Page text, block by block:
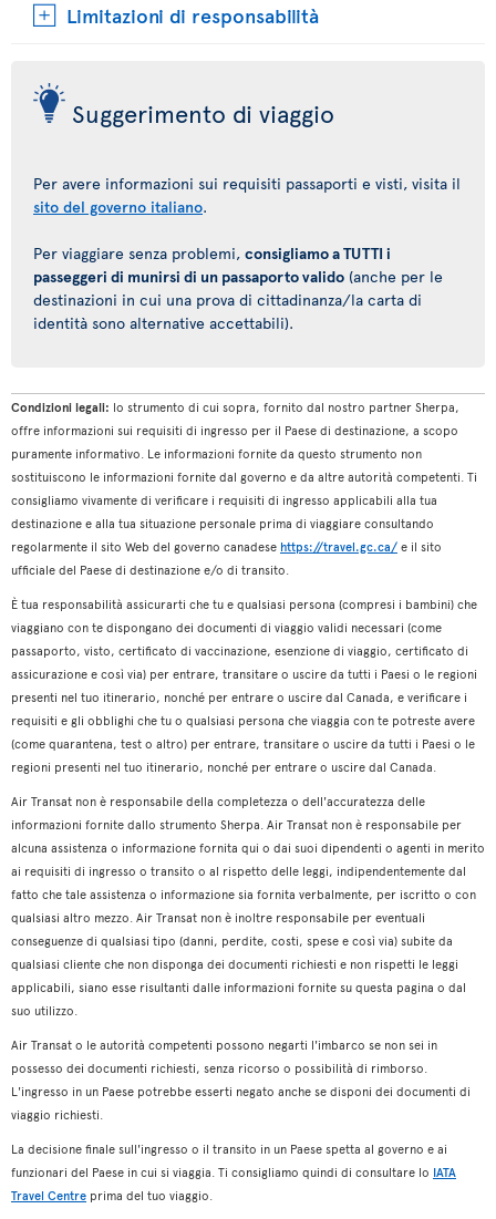
Limitazioni di responsabilità
Suggerimento di viaggio
Per avere informazioni sui requisiti passaporti e visti, visita il
sito del governo italiano.
Per viaggiare senza problemi, consigliamo a TUTTI i
passeggeri di munirsi di un passaporto valido (anche per le
destinazioni in cui una prova di cittadinanza/la carta di
identità sono alternative accettabili).
Condizioni legali: lo strumento di cui sopra, fornito dal nostro partner Sherpa,
offre informazioni sui requisiti di ingresso per il Paese di destinazione, a scopo
puramente informativo. Le informazioni fornite da questo strumento non
sostituiscono le informazioni fornite dal governo e da altre autorità competenti. Ti
consigliamo vivamente di verificare i requisiti di ingresso applicabili alla tua
destinazione e alla tua situazione personale prima di viaggiare consultando
regolarmente il sito Web del governo canadese https://travel.gc.ca/ e il sito
ufficiale del Paese di destinazione e/o di transito.
È tua responsabilità assicurarti che tu e qualsiasi persona (compresi i bambini) che
viaggiano con te dispongano dei documenti di viaggio validi necessari (come
passaporto, visto, certificato di vaccinazione, esenzione di viaggio, certificato di
assicurazione e così via) per entrare, transitare o uscire da tutti i Paesi o le regioni
presenti nel tuo itinerario, nonché per entrare o uscire dal Canada, e verificare i
requisiti e gli obblighi che tu o qualsiasi persona che viaggia con te potreste avere
(come quarantena, test o altro) per entrare, transitare o uscire da tutti i Paesi o le
regioni presenti nel tuo itinerario, nonché per entrare o uscire dal Canada.
Air Transat non è responsabile della completezza o dell'accuratezza delle
informazioni fornite dallo strumento Sherpa. Air Transat non è responsabile per
alcuna assistenza o informazione fornita qui o dai suoi dipendenti o agenti in merito
ai requisiti di ingresso o transito o al rispetto delle leggi, indipendentemente dal
fatto che tale assistenza o informazione sia fornita verbalmente, per iscritto o con
qualsiasi altro mezzo. Air Transat non è inoltre responsabile per eventuali
conseguenze di qualsiasi tipo (danni, perdite, costi, spese e così via) subite da
qualsiasi cliente che non disponga dei documenti richiesti e non rispetti le leggi
applicabili, siano esse risultanti dalle informazioni fornite su questa pagina o dal
suo utilizzo.
Air Transat o le autorità competenti possono negarti l'imbarco se non sei in
possesso dei documenti richiesti, senza ricorso o possibilità di rimborso.
L'ingresso in un Paese potrebbe esserti negato anche se disponi dei documenti di
viaggio richiesti.
La decisione finale sull'ingresso o il transito in un Paese spetta al governo e ai
funzionari del Paese in cui si viaggia. Ti consigliamo quindi di consultare lo IATA
Travel Centre prima del tuo viaggio.